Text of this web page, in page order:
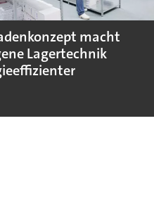
macht
Lagertechnik